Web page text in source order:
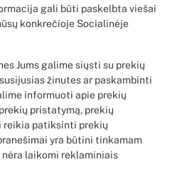
gali būti paskelbta viešai
konkrečioje Socialinėje
Jums galime siųsti su prekių
žinutes ar paskambinti
informuoti apie prekių
pristatymą, prekių
reikia patiksinti prekių
yra būtini tinkamam
nėra laikomi reklaminiais